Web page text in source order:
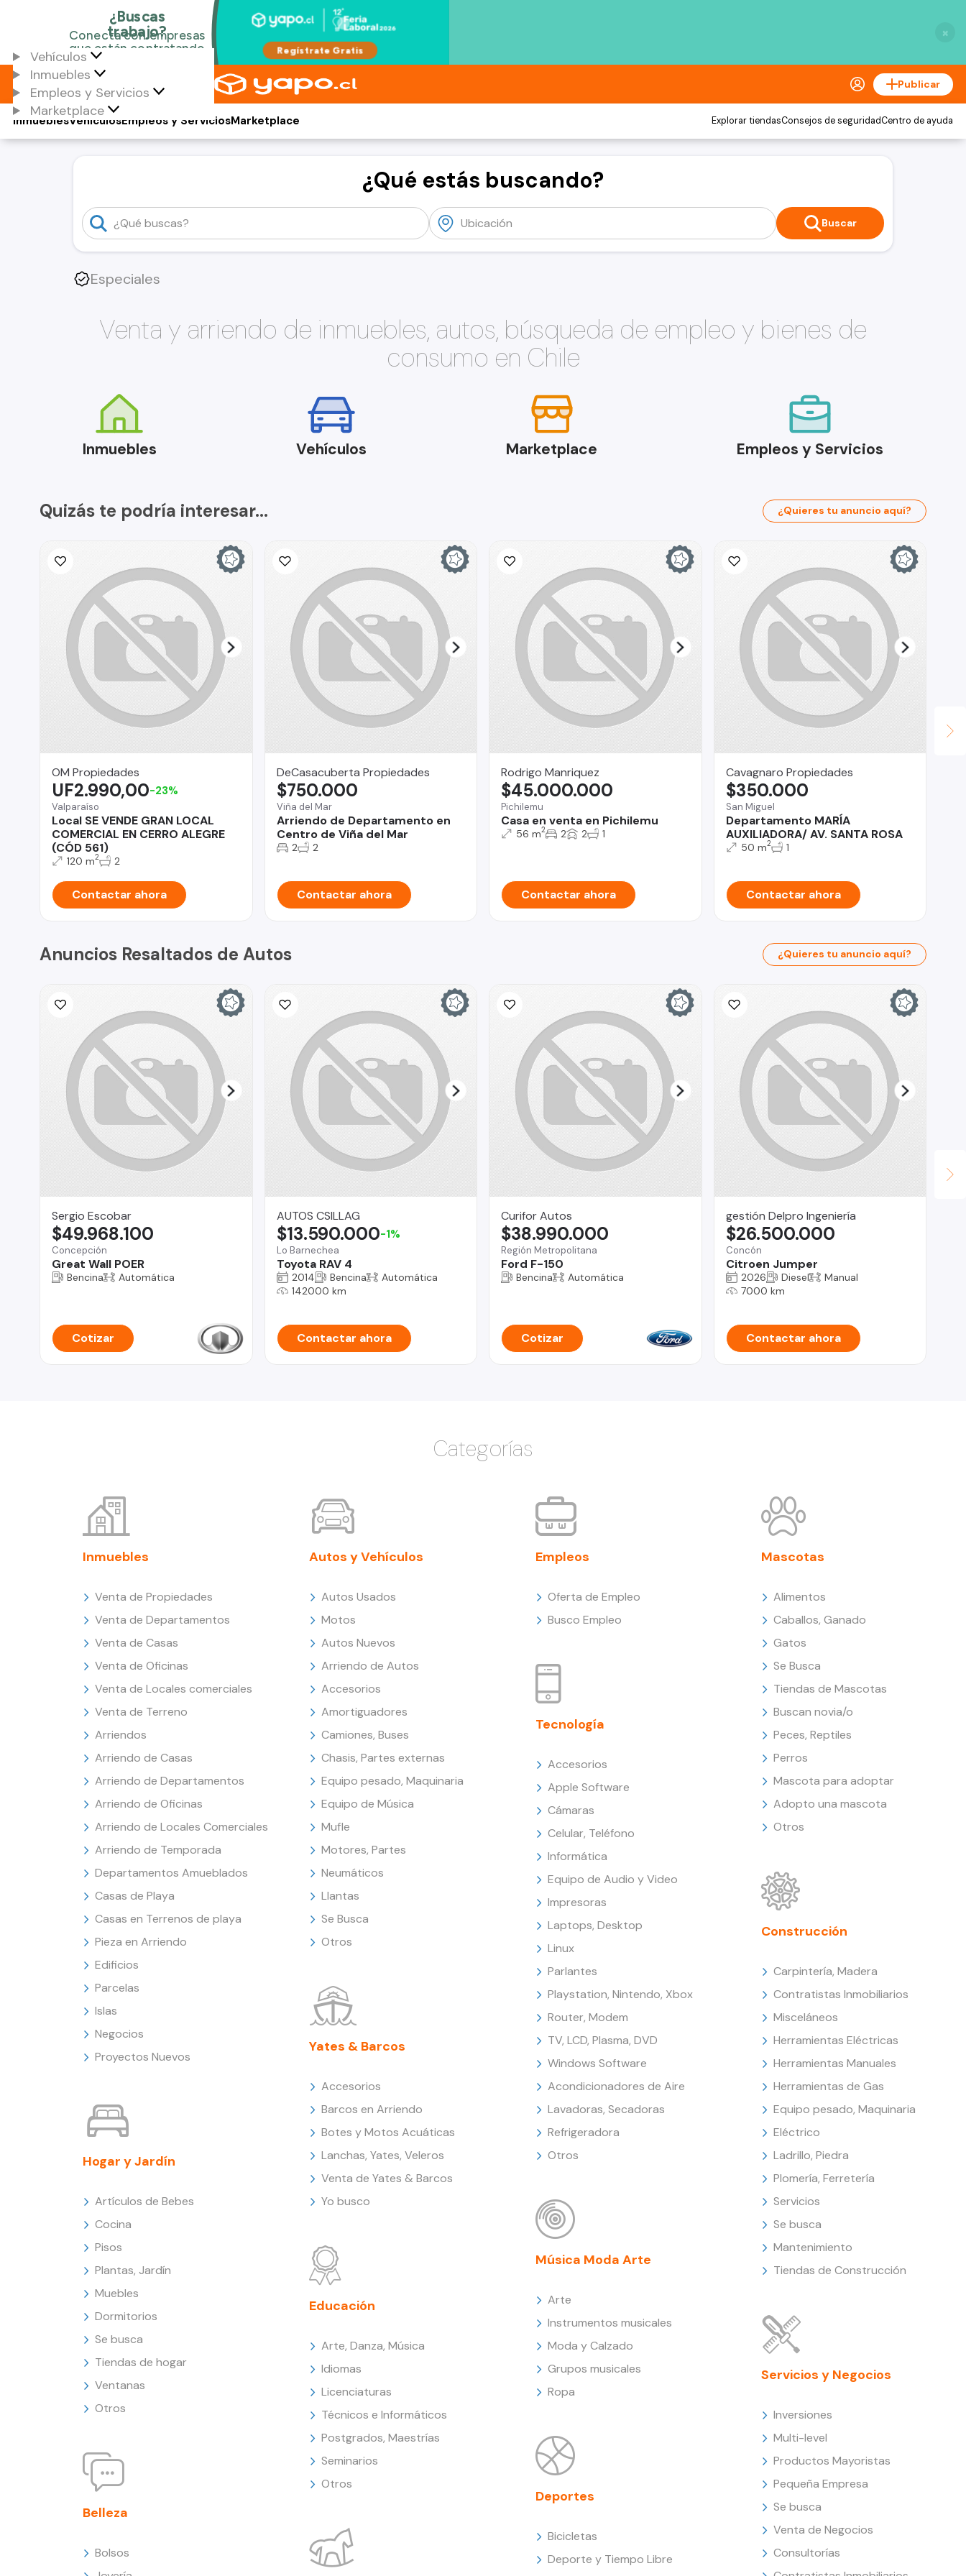
×
Vehículos
Inmuebles
Empleos y Servicios
Marketplace
Publicar
Vehículos
Inmuebles Empleos y ServiciosMarketplace Explorar tiendasConsejos de seguridadCentro de ayuda
¿Qué estás buscando?
Buscar
Especiales
Venta y arriendo de inmuebles, autos, búsqueda de empleo y bienes de
consumo en Chile
Inmuebles Vehículos Marketplace Empleos y Servicios
Quizás te podría interesar... ¿Quieres tu anuncio aquí?
OM Propiedades
Valparaíso
Local SE VENDE GRAN LOCAL
COMERCIAL EN CERRO ALEGRE
(CÓD 561)
UF2.990,00-23%
120 m2 2
Contactar ahora
DeCasacuberta Propiedades
Viña del Mar
Arriendo de Departamento en
Centro de Viña del Mar
$750.000
2 2
Contactar ahora
Rodrigo Manriquez
Pichilemu
Casa en venta en Pichilemu
$45.000.000
56 m2 2 2 1
Contactar ahora
Cavagnaro Propiedades
San Miguel
Departamento MARÍA
AUXILIADORA/ AV. SANTA ROSA
$350.000
50 m2 1
Contactar ahora
Anuncios Resaltados de Autos ¿Quieres tu anuncio aquí?
Sergio Escobar
Concepción
Great Wall POER
$49.968.100
Bencina Automática
Cotizar
AUTOS CSILLAG
Lo Barnechea
Toyota RAV 4
$13.590.000-1%
2014 Bencina
Automática
142000 km
Contactar ahora
Curifor Autos
Región Metropolitana
Ford F-150
$38.990.000
Bencina Automática
Cotizar
gestión Delpro Ingeniería
Concón
Citroen Jumper
$26.500.000
2026 Diesel
Manual
7000 km
Contactar ahora
Categorías
Inmuebles
Venta de Propiedades
Venta de Departamentos
Venta de Casas
Venta de Oficinas
Venta de Locales comerciales
Venta de Terreno
Arriendos
Arriendo de Casas
Arriendo de Departamentos
Arriendo de Oficinas
Arriendo de Locales Comerciales
Arriendo de Temporada
Departamentos Amueblados
Casas de Playa
Casas en Terrenos de playa
Pieza en Arriendo
Edificios
Parcelas
Islas
Negocios
Proyectos Nuevos
Hogar y Jardín
Artículos de Bebes
Cocina
Pisos
Plantas, Jardín
Muebles
Dormitorios
Se busca
Tiendas de hogar
Ventanas
Otros
Belleza
Bolsos
Autos y Vehículos
Autos Usados
Motos
Autos Nuevos
Arriendo de Autos
Accesorios
Amortiguadores
Camiones, Buses
Chasis, Partes externas
Equipo pesado, Maquinaria
Equipo de Música
Mufle
Motores, Partes
Neumáticos
Llantas
Se Busca
Otros
Yates & Barcos
Accesorios
Barcos en Arriendo
Botes y Motos Acuáticas
Lanchas, Yates, Veleros
Venta de Yates & Barcos
Yo busco
Educación
Arte, Danza, Música
Idiomas
Licenciaturas
Técnicos e Informáticos
Postgrados, Maestrías
Seminarios
Otros
Empleos
Oferta de Empleo
Busco Empleo
Tecnología
Accesorios
Apple Software
Cámaras
Celular, Teléfono
Informática
Equipo de Audio y Video
Impresoras
Laptops, Desktop
Linux
Parlantes
Playstation, Nintendo, Xbox
Router, Modem
TV, LCD, Plasma, DVD
Windows Software
Acondicionadores de Aire
Lavadoras, Secadoras
Refrigeradora
Otros
Música Moda Arte
Arte
Instrumentos musicales
Moda y Calzado
Grupos musicales
Ropa
Deportes
Bicicletas
Deporte y Tiempo Libre
Mascotas
Alimentos
Caballos, Ganado
Gatos
Se Busca
Tiendas de Mascotas
Buscan novia/o
Peces, Reptiles
Perros
Mascota para adoptar
Adopto una mascota
Otros
Construcción
Carpintería, Madera
Contratistas Inmobiliarios
Misceláneos
Herramientas Eléctricas
Herramientas Manuales
Herramientas de Gas
Equipo pesado, Maquinaria
Eléctrico
Ladrillo, Piedra
Plomería, Ferretería
Servicios
Se busca
Mantenimiento
Tiendas de Construcción
Servicios y Negocios
Inversiones
Multi-level
Productos Mayoristas
Pequeña Empresa
Se busca
Venta de Negocios
Consultorías